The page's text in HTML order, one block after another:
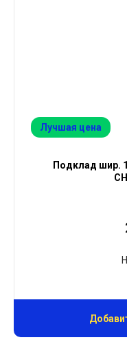
Лучшая цена
Подклад шир.